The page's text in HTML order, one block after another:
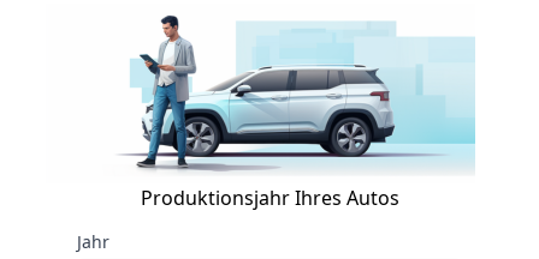
Produktionsjahr Ihres Autos
Jahr